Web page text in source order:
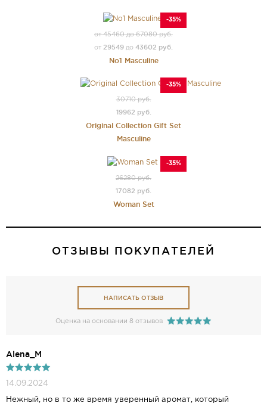
-35%
от 45460 до 67080 руб.
от 29549 до 43602 руб.
No1 Masculine
-35%
30710 руб.
19962 руб.
Original Collection Gift Set
Masculine
-35%
26280 руб.
17082 руб.
Woman Set
ОТЗЫВЫ ПОКУПАТЕЛЕЙ
НАПИСАТЬ ОТЗЫВ
Оценка на основании 8 отзывов
Alena_M
14.09.2024
Нежный, но в то же время уверенный аромат, который